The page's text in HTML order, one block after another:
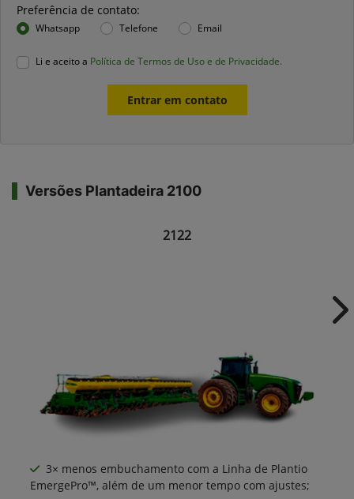
Preferência de contato:
Whatsapp Telefone Email
Li e aceito a Política de Termos de Uso e de Privacidade.
Entrar em contato
Versões Plantadeira 2100
2122
3× menos embuchamento com a Linha de Plantio
EmergePro™, além de um menor tempo com ajustes;